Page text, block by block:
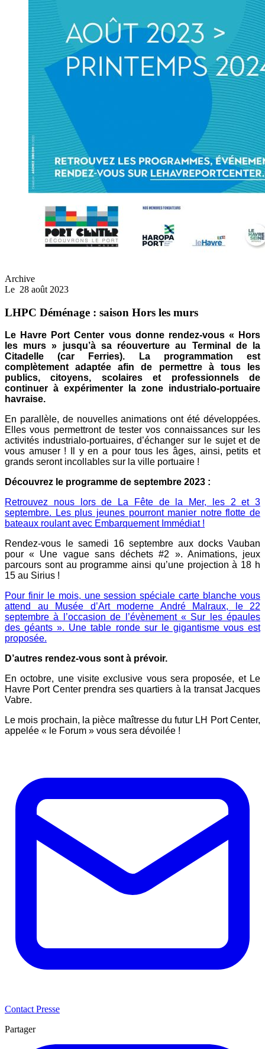
Archive
Le 28 août 2023
LHPC Déménage : saison Hors les murs
Le Havre Port Center vous donne rendez-vous « Hors
les murs » jusqu’à sa réouverture au Terminal de la
Citadelle (car Ferries). La programmation est
complètement adaptée afin de permettre à tous les
publics, citoyens, scolaires et professionnels de
continuer à expérimenter la zone industrialo-portuaire
havraise.
En parallèle, de nouvelles animations ont été développées.
Elles vous permettront de tester vos connaissances sur les
activités industrialo-portuaires, d’échanger sur le sujet et de
vous amuser ! Il y en a pour tous les âges, ainsi, petits et
grands seront incollables sur la ville portuaire !
Découvrez le programme de septembre 2023 :
Retrouvez nous lors de La Fête de la Mer, les 2 et 3
septembre. Les plus jeunes pourront manier notre flotte de
bateaux roulant avec Embarquement Immédiat !
Rendez-vous le samedi 16 septembre aux docks Vauban
pour « Une vague sans déchets #2 ». Animations, jeux
parcours sont au programme ainsi qu’une projection à 18 h
15 au Sirius !
Pour finir le mois, une session spéciale carte blanche vous
attend au Musée d’Art moderne André Malraux, le 22
septembre à l’occasion de l’évènement « Sur les épaules
des géants ». Une table ronde sur le gigantisme vous est
proposée.
D’autres rendez-vous sont à prévoir.
En octobre, une visite exclusive vous sera proposée, et Le
Havre Port Center prendra ses quartiers à la transat Jacques
Vabre.
Le mois prochain, la pièce maîtresse du futur LH Port Center,
appelée « le Forum » vous sera dévoilée !
Contact Presse
Partager